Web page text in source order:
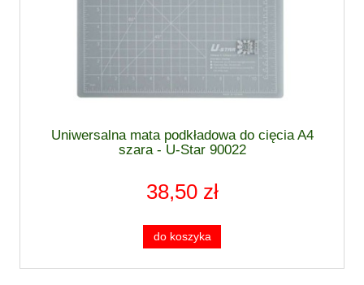
Uniwersalna mata podkładowa do cięcia A4
szara - U-Star 90022
38,50 zł
do koszyka